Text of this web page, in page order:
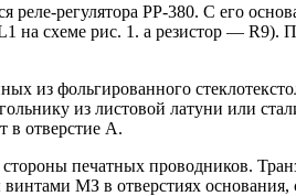
реле-регулятора РР-380. С его
на схеме рис. 1. а резистор —
из фольгированного
из листовой латуни или
в отверстие А.
печатных проводников.
МЗ в отверстиях